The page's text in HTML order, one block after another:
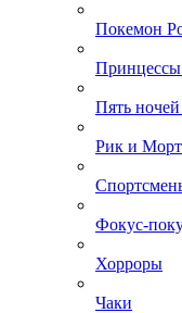
Покемон
Пять
Рик и
Фокус-
Хорроры
Чаки